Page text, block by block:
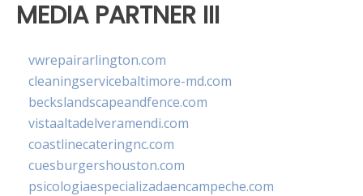
MEDIA PARTNER III
vwrepairarlington.com
cleaningservicebaltimore-md.com
beckslandscapeandfence.com
vistaaltadelveramendi.com
coastlinecateringnc.com
cuesburgershouston.com
psicologiaespecializadaencampeche.com